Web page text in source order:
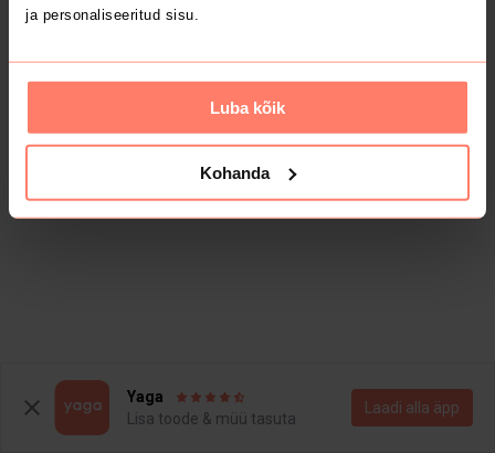
ja personaliseeritud sisu.
Luba kõik
Kohanda
Yaga
Lisa toode & müü tasuta
Laadi alla äpp